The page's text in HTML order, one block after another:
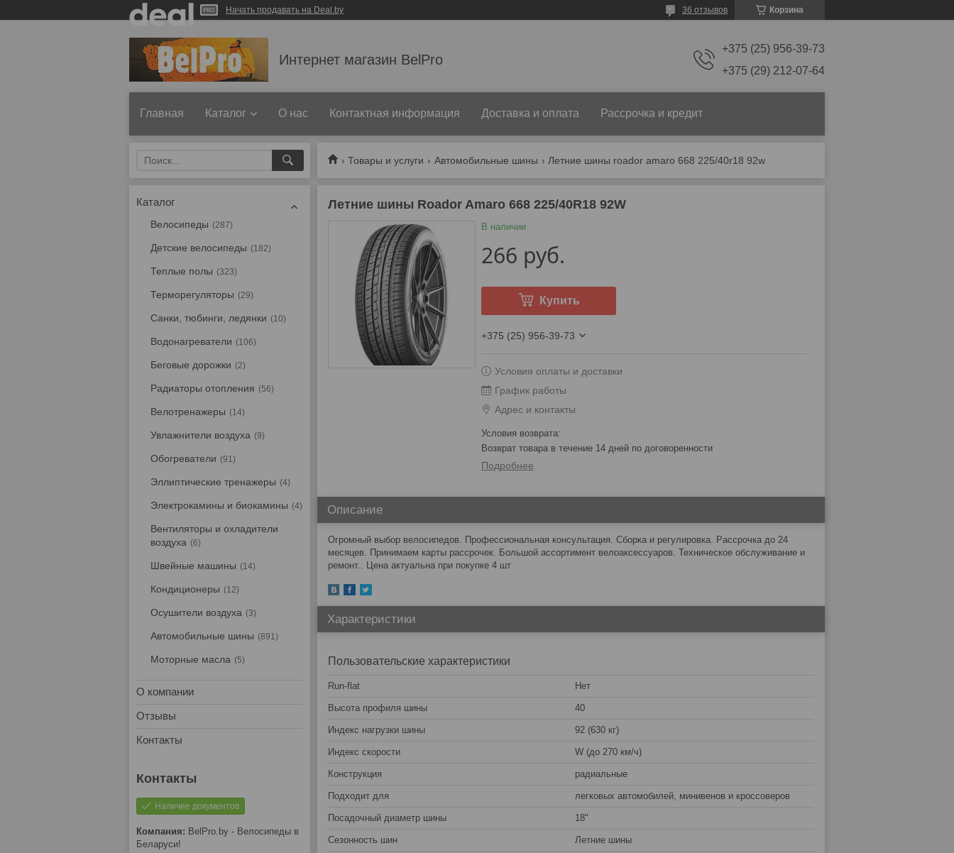
Начать продавать на Deal.by Корзина
36 отзывов
Интернет магазин BelPro
+375 (25) 956-39-73
+375 (29) 212-07-64
Главная Каталог О нас Контактная информация Доставка и оплата Рассрочка и кредит
Товары и услуги Автомобильные шины Летние шины roador amaro 668 225/40r18 92w
Летние шины Roador Amaro 668 225/40R18 92W
В наличии
266 руб.
Купить
+375 (25) 956-39-73
Условия оплаты и доставки
График работы
Адрес и контакты
возврат товара в течение 14 дней по договоренности
Подробнее
Описание
Огромный выбор велосипедов. Профессиональная консультация. Сборка и регулировка. Рассрочка до 24
месяцев. Принимаем карты рассрочек. Большой ассортимент велоаксессуаров. Техническое обслуживание и
ремонт.. Цена актуальна при покупке 4 шт
Характеристики
Пользовательские характеристики
Run-flat Нет
Высота профиля шины 40
Индекс нагрузки шины 92 (630 кг)
Индекс скорости W (до 270 км/ч)
Конструкция радиальные
Подходит для легковых автомобилей, минивенов и кроссоверов
Посадочный диаметр шины 18"
Сезонность шин Летние шины
Каталог
Велосипеды 287
Детские велосипеды 182
Теплые полы 323
Терморегуляторы 29
Санки, тюбинги, ледянки 10
Водонагреватели 106
Беговые дорожки 2
Радиаторы отопления 56
Велотренажеры 14
Увлажнители воздуха 9
Обогреватели 91
Эллиптические тренажеры 4
Электрокамины и биокамины 4
Вентиляторы и охладители
воздуха
6
Швейные машины 14
Кондиционеры 12
Осушители воздуха 3
Автомобильные шины 891
Моторные масла 5
О компании
Отзывы
Контакты
Наличие документов
BelPro.by - Велосипеды в
Беларуси!